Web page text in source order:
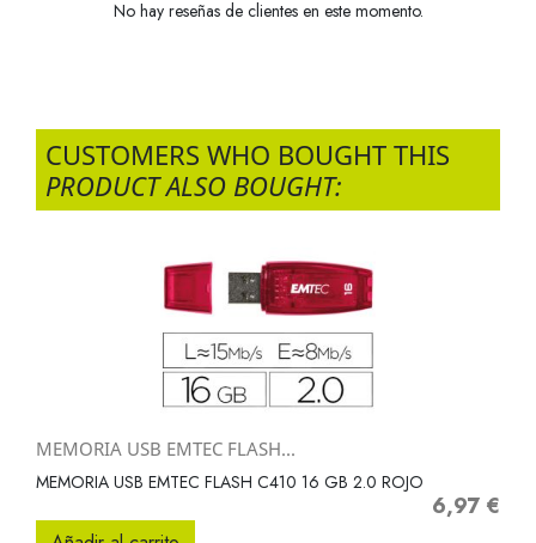
No hay reseñas de clientes en este momento.
CUSTOMERS WHO BOUGHT THIS
PRODUCT ALSO BOUGHT:
MEMORIA USB EMTEC FLASH...
MEMORIA USB EMTEC FLASH C410 16 GB 2.0 ROJO
Precio
6,97 €